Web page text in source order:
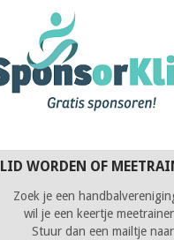
LID WORDEN OF
Zoek je een
wil je een keertje
Stuur dan een mailtje naar